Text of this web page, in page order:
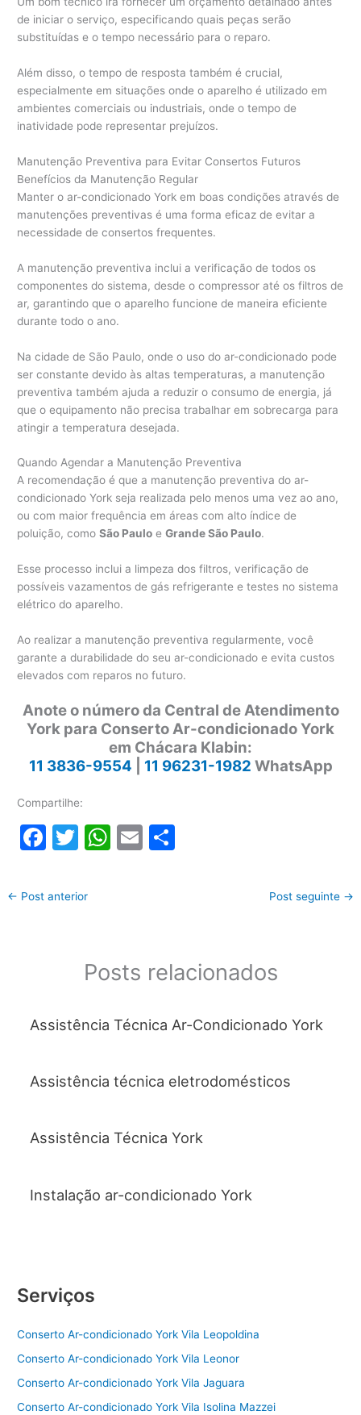
de iniciar o serviço, especificando quais peças serão
substituídas e o tempo necessário para o reparo.
Além disso, o tempo de resposta também é crucial,
especialmente em situações onde o aparelho é utilizado em
ambientes comerciais ou industriais, onde o tempo de
inatividade pode representar prejuízos.
Manutenção Preventiva para Evitar Consertos Futuros
Benefícios da Manutenção Regular
Manter o ar-condicionado York em boas condições através de
manutenções preventivas é uma forma eficaz de evitar a
necessidade de consertos frequentes.
A manutenção preventiva inclui a verificação de todos os
componentes do sistema, desde o compressor até os filtros de
ar, garantindo que o aparelho funcione de maneira eficiente
durante todo o ano.
Na cidade de São Paulo, onde o uso do ar-condicionado pode
ser constante devido às altas temperaturas, a manutenção
preventiva também ajuda a reduzir o consumo de energia, já
que o equipamento não precisa trabalhar em sobrecarga para
atingir a temperatura desejada.
Quando Agendar a Manutenção Preventiva
A recomendação é que a manutenção preventiva do ar-
condicionado York seja realizada pelo menos uma vez ao ano,
ou com maior frequência em áreas com alto índice de
poluição, comoSão Paulo eGrande São Paulo.
Esse processo inclui a limpeza dos filtros, verificação de
possíveis vazamentos de gás refrigerante e testes no sistema
elétrico do aparelho.
Ao realizar a manutenção preventiva regularmente, você
garante a durabilidade do seu ar-condicionado e evita custos
elevados com reparos no futuro.
Anote o número da Central de Atendimento
York para Conserto Ar-condicionado York
em Chácara Klabin:
11 3836-9554
11 96231-1982 WhatsApp
Compartilhe:
F
c
k
T
itt
W
p
p
E
← Post anterior Post seguinte →
Posts relacionados
Assistência Técnica Ar-Condicionado York
Assistência técnica eletrodomésticos
Assistência Técnica York
Instalação ar-condicionado York
Serviços
Conserto Ar-condicionado York Vila Leopoldina
Conserto Ar-condicionado York Vila Leonor
Conserto Ar-condicionado York Vila Jaguara
Conserto Ar-condicionado York Vila Isolina Mazzei